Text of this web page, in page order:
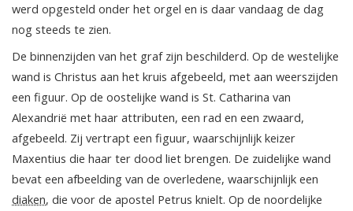
werd opgesteld onder het orgel en is daar vandaag de dag
nog steeds te zien.
De binnenzijden van het graf zijn beschilderd. Op de westelijke
wand is Christus aan het kruis afgebeeld, met aan weerszijden
een figuur. Op de oostelijke wand is St. Catharina van
Alexandrië met haar attributen, een rad en een zwaard,
afgebeeld. Zij vertrapt een figuur, waarschijnlijk keizer
Maxentius die haar ter dood liet brengen. De zuidelijke wand
bevat een afbeelding van de overledene, waarschijnlijk een
diaken, die voor de apostel Petrus knielt. Op de noordelijke